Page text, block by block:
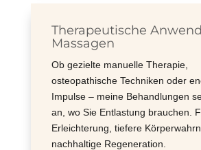
Therapeutische
Massagen
Ob gezielte manuelle Therapie,
osteopathische Techniken oder
Impulse – meine Behandlungen
an, wo Sie Entlastung brauchen.
Erleichterung, tiefere
nachhaltige Regeneration.